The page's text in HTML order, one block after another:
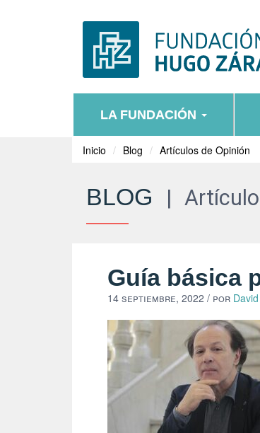
LA FUNDACIÓN
Inicio Blog Artículos de Opinión
BLOG |
Guía básica
14 septiembre, 2022 / por